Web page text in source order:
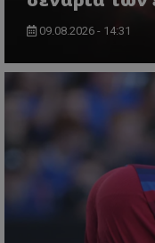
09.08.2026 - 14:31